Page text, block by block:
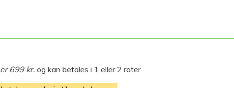
699 kr. og kan betales i 1 eller 2 rater.